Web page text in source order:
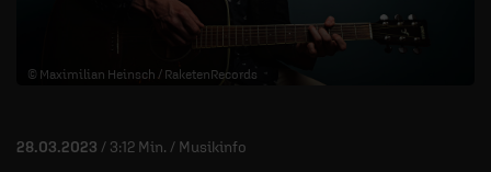
MITMACHEN
© Maximilian Heinsch / RaketenRecords
28.03.2023 / 3:12 Min. / Musikinfo